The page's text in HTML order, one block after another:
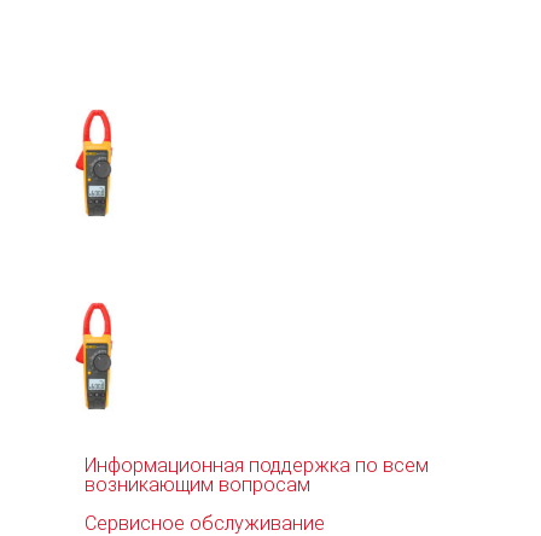
Информационная поддержка по всем
возникающим вопросам
Сервисное обслуживание